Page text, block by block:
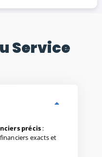
Service
précis :
exacts et